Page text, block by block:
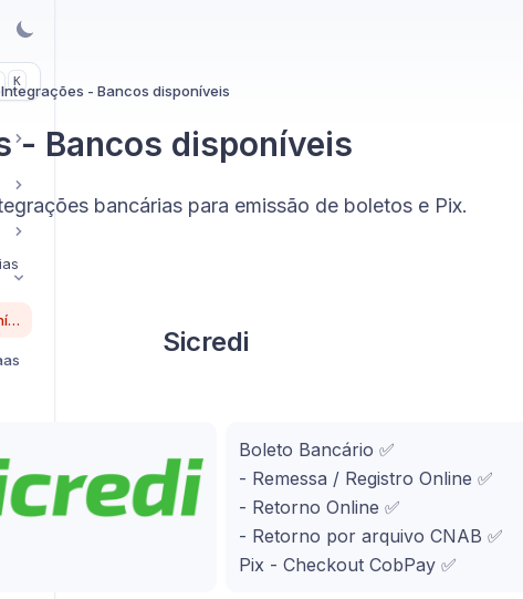
K
Integrações - Bancos disponíveis
Integrações - Bancos disponíveis
- Bancos disponíveis
bancárias para emissão de boletos e Pix.
Sicredi
Boleto Bancário ✅
- Remessa / Registro Online ✅
- Retorno Online ✅
- Retorno por arquivo CNAB ✅
Pix - Checkout CobPay ✅